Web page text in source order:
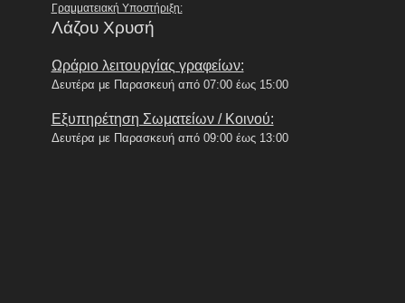
Γραμματειακή Υποστήριξη:
Λάζου Χρυσή
Ωράριο λειτουργίας γραφείων:
Δευτέρα με Παρασκευή από 07:00 έως 15:00
Εξυπηρέτηση Σωματείων / Κοινού:
Δευτέρα με Παρασκευή από 09:00 έως 13:00